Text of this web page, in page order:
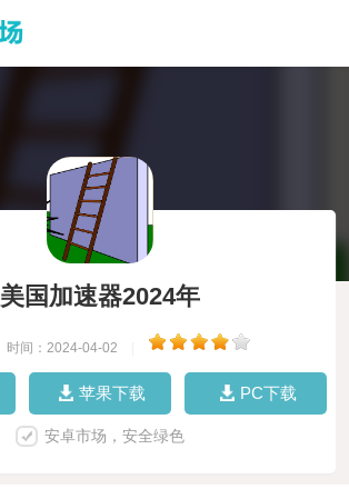
美国加速器2024年
时间：2024-04-02
苹果下载 PC下载
安卓市场，安全绿色